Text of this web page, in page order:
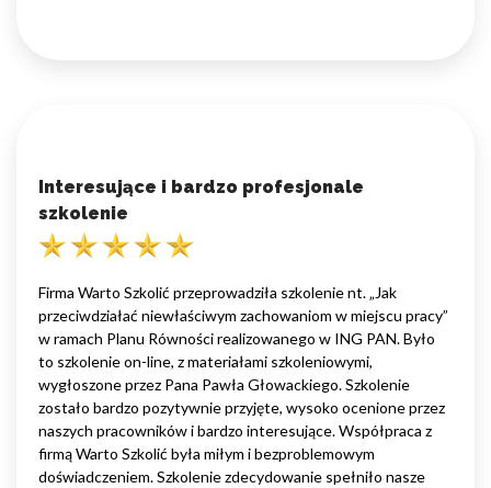
Interesujące i bardzo profesjonale
szkolenie
Firma Warto Szkolić przeprowadziła szkolenie nt. „Jak
przeciwdziałać niewłaściwym zachowaniom w miejscu pracy”
w ramach Planu Równości realizowanego w ING PAN. Było
to szkolenie on-line, z materiałami szkoleniowymi,
wygłoszone przez Pana Pawła Głowackiego. Szkolenie
zostało bardzo pozytywnie przyjęte, wysoko ocenione przez
naszych pracowników i bardzo interesujące. Współpraca z
firmą Warto Szkolić była miłym i bezproblemowym
doświadczeniem. Szkolenie zdecydowanie spełniło nasze